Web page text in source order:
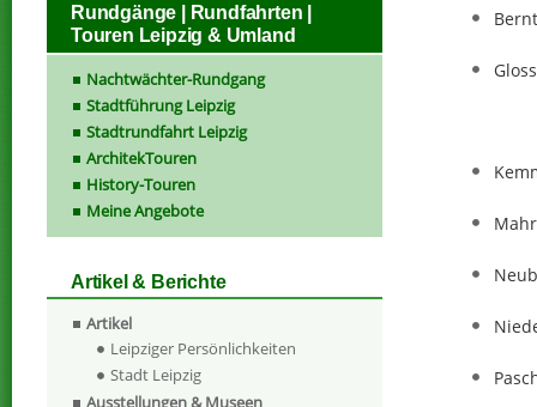
Rundgänge | Rundfahrten |
Touren Leipzig & Umland
Nachtwächter-Rundgang
Stadtführung Leipzig
Stadtrundfahrt Leipzig
ArchitekTouren
History-Touren
Meine Angebote
Artikel & Berichte
Artikel
Leipziger Persönlichkeiten
Stadt Leipzig
Ausstellungen & Museen